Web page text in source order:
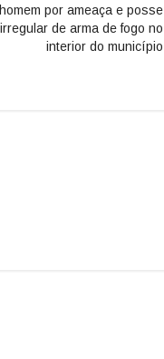
homem por ameaça e posse
irregular de arma de fogo no
interior do município